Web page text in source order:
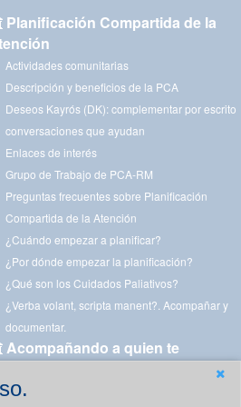
Planificación Compartida de la
Actividades comunitarias
Descripción y beneficios de la PCA
Deseos Kayrós (DK): complementar por escrito
conversaciones que ayudan
Enlaces de interés
Grupo de Trabajo de PCA-RM
Preguntas frecuentes sobre Planificación
Compartida de la Atención
¿Cuándo empezar a planificar?
¿Por dónde empezar la planificación?
¿Qué son los Cuidados Paliativos?
¿Verba volant, scripta manent?. Acompañar y
documentar.
Acompañando a quien te
Aplicaciones para descargar